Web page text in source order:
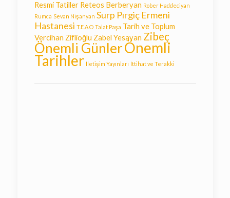
Resmi Tatiller Reteos Berberyan Rober Haddeciyan
Rumca Sevan Nişanyan Surp Pırgiç Ermeni
Hastanesi T.E.A.O Talat Paşa Tarih ve Toplum
Vercihan Ziflioğlu Zabel Yesayan Zibeç
Önemli GünlerÖnemli
Tarihler İletişim Yayınları İttihat ve Terakki